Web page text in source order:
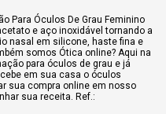
Para Óculos De Grau Feminino
e aço inoxidável tornando a
nasal em silicone, haste fina e
somos Ótica online? Aqui na
para óculos de grau e já
em sua casa o óculos
sua compra online em nosso
sua receita. Ref.: